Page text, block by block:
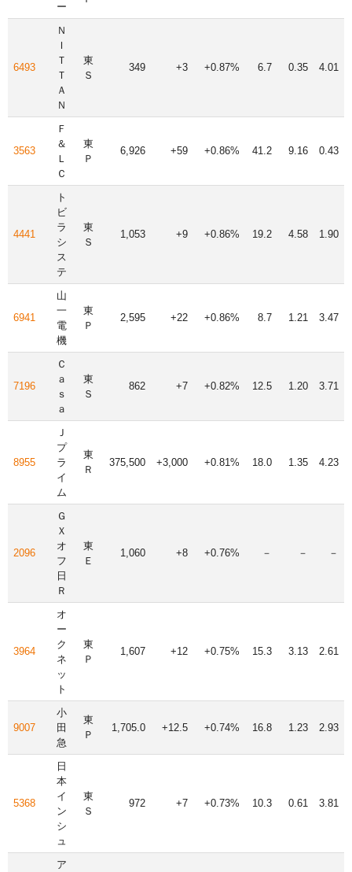
ー
6493
Ｎ
Ｉ
Ｔ
Ｔ
Ａ
Ｎ
東
Ｓ
349 +3 +0.87% 6.7 0.35 4.01
3563
Ｆ
＆
Ｌ
Ｃ
東
Ｐ
6,926 +59 +0.86% 41.2 9.16 0.43
4441
ト
ビ
ラ
シ
ス
テ
東
Ｓ
1,053 +9 +0.86% 19.2 4.58 1.90
6941
山
一
電
機
東
Ｐ
2,595 +22 +0.86% 8.7 1.21 3.47
7196
Ｃ
ａ
ｓ
ａ
東
Ｓ
862 +7 +0.82% 12.5 1.20 3.71
8955
Ｊ
プ
ラ
イ
ム
東
Ｒ
375,500 +3,000 +0.81% 18.0 1.35 4.23
2096
Ｇ
Ｘ
オ
フ
日
Ｒ
東
Ｅ
1,060 +8 +0.76% － － －
3964
オ
ー
ク
ネ
ッ
ト
東
Ｐ
1,607 +12 +0.75% 15.3 3.13 2.61
9007
小
田
急
東
Ｐ
1,705.0 +12.5 +0.74% 16.8 1.23 2.93
5368
日
本
イ
ン
シ
ュ
東
Ｓ
972 +7 +0.73% 10.3 0.61 3.81
ア